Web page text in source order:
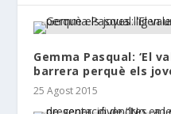
Gemma Pasqual: ‘El
barrera perquè els
25 Agost 2015